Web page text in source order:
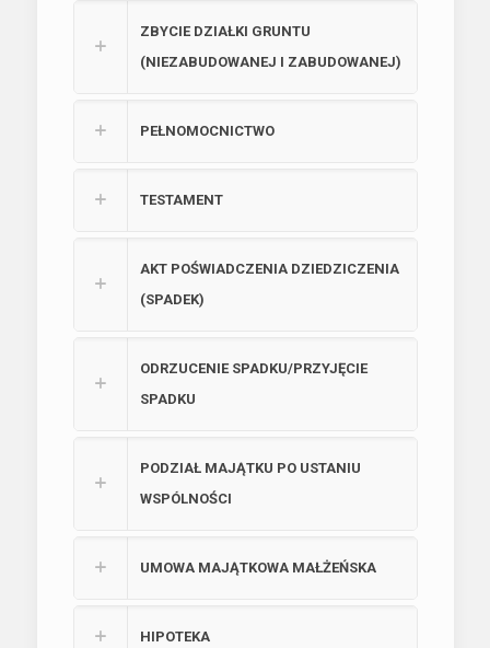
ZBYCIE DZIAŁKI GRUNTU
(NIEZABUDOWANEJ I ZABUDOWANEJ)
PEŁNOMOCNICTWO
TESTAMENT
AKT POŚWIADCZENIA DZIEDZICZENIA
(SPADEK)
ODRZUCENIE SPADKU/PRZYJĘCIE
SPADKU
PODZIAŁ MAJĄTKU PO USTANIU
WSPÓLNOŚCI
UMOWA MAJĄTKOWA MAŁŻEŃSKA
HIPOTEKA